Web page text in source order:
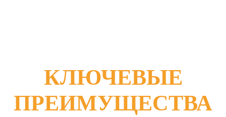
КЛЮЧЕВЫЕ
ПРЕИМУЩЕСТВА